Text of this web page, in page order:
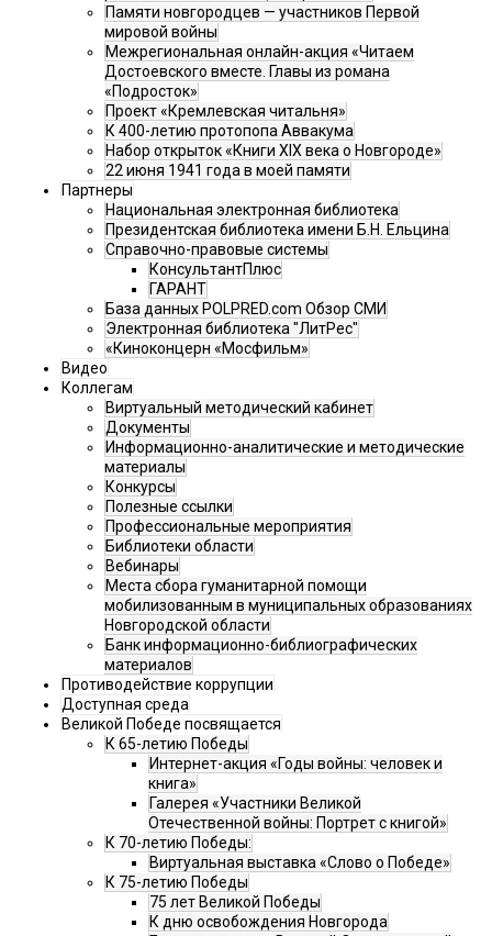
Памяти новгородцев — участников Первой
мировой войны
Межрегиональная онлайн-акция «Читаем
Достоевского вместе. Главы из романа
«Подросток»
Проект «Кремлевская читальня»
К 400-летию протопопа Аввакума
Набор открыток «Книги XIX века о Новгороде»
22 июня 1941 года в моей памяти
Партнеры
Национальная электронная библиотека
Президентская библиотека имени Б.Н. Ельцина
Справочно-правовые системы
КонсультантПлюс
ГАРАНТ
База данных POLPRED.com Обзор СМИ
Электронная библиотека "ЛитРес"
«Киноконцерн «Мосфильм»
Видео
Коллегам
Виртуальный методический кабинет
Документы
Информационно-аналитические и методические
материалы
Конкурсы
Полезные ссылки
Профессиональные мероприятия
Библиотеки области
Вебинары
Места сбора гуманитарной помощи
мобилизованным в муниципальных образованиях
Новгородской области
Банк информационно-библиографических
материалов
Противодействие коррупции
Доступная среда
Великой Победе посвящается
К 65-летию Победы
Интернет-акция «Годы войны: человек и
книга»
Галерея «Участники Великой
Отечественной войны: Портрет с книгой»
К 70-летию Победы:
Виртуальная выставка «Слово о Победе»
К 75-летию Победы
75 лет Великой Победы
К дню освобождения Новгорода